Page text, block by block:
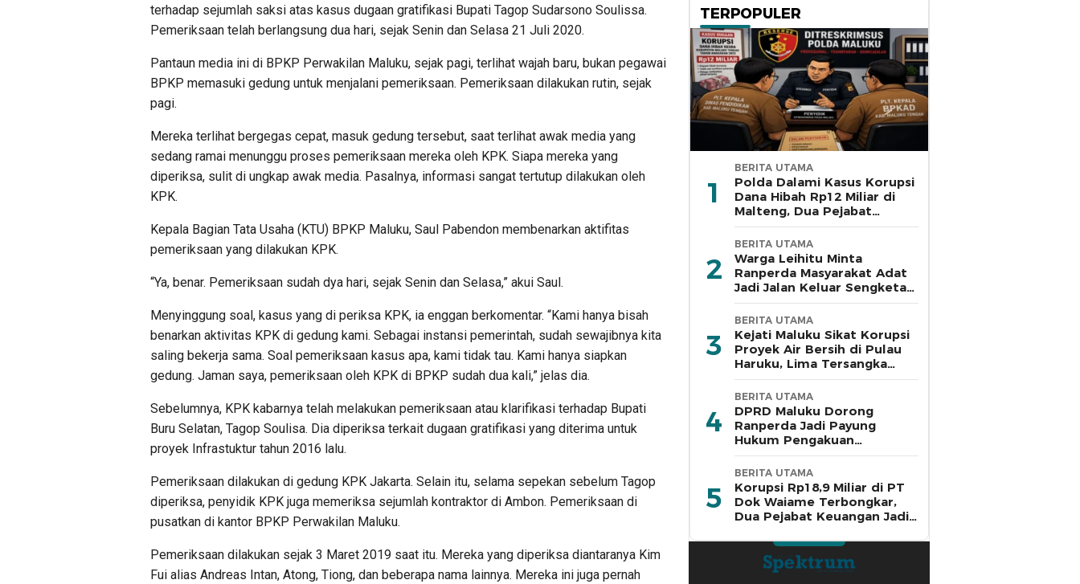
terhadap sejumlah saksi atas kasus dugaan gratifikasi Bupati Tagop Sudarsono Soulissa.
Pemeriksaan telah berlangsung dua hari, sejak Senin dan Selasa 21 Juli 2020.
Pantaun media ini di BPKP Perwakilan Maluku, sejak pagi, terlihat wajah baru, bukan pegawai
BPKP memasuki gedung untuk menjalani pemeriksaan. Pemeriksaan dilakukan rutin, sejak
pagi.
Mereka terlihat bergegas cepat, masuk gedung tersebut, saat terlihat awak media yang
sedang ramai menunggu proses pemeriksaan mereka oleh KPK. Siapa mereka yang
diperiksa, sulit di ungkap awak media. Pasalnya, informasi sangat tertutup dilakukan oleh
KPK.
Kepala Bagian Tata Usaha (KTU) BPKP Maluku, Saul Pabendon membenarkan aktifitas
pemeriksaan yang dilakukan KPK.
“Ya, benar. Pemeriksaan sudah dya hari, sejak Senin dan Selasa,” akui Saul.
Menyinggung soal, kasus yang di periksa KPK, ia enggan berkomentar. “Kami hanya bisah
benarkan aktivitas KPK di gedung kami. Sebagai instansi pemerintah, sudah sewajibnya kita
saling bekerja sama. Soal pemeriksaan kasus apa, kami tidak tau. Kami hanya siapkan
gedung. Jaman saya, pemeriksaan oleh KPK di BPKP sudah dua kali,” jelas dia.
Sebelumnya, KPK kabarnya telah melakukan pemeriksaan atau klarifikasi terhadap Bupati
Buru Selatan, Tagop Soulisa. Dia diperiksa terkait dugaan gratifikasi yang diterima untuk
proyek Infrastuktur tahun 2016 lalu.
Pemeriksaan dilakukan di gedung KPK Jakarta. Selain itu, selama sepekan sebelum Tagop
diperiksa, penyidik KPK juga memeriksa sejumlah kontraktor di Ambon. Pemeriksaan di
pusatkan di kantor BPKP Perwakilan Maluku.
Pemeriksaan dilakukan sejak 3 Maret 2019 saat itu. Mereka yang diperiksa diantaranya Kim
Fui alias Andreas Intan, Atong, Tiong, dan beberapa nama lainnya. Mereka ini juga pernah
TERPOPULER
1
BERITA UTAMA
Polda Dalami Kasus Korupsi
Dana Hibah Rp12 Miliar di
Malteng, Dua Pejabat
Pemkab Diperiksa
2
BERITA UTAMA
Warga Leihitu Minta
Ranperda Masyarakat Adat
Jadi Jalan Keluar Sengketa
Enam Dusun Tanjung Sial
3
BERITA UTAMA
Kejati Maluku Sikat Korupsi
Proyek Air Bersih di Pulau
Haruku, Lima Tersangka
Ditahan
4
BERITA UTAMA
DPRD Maluku Dorong
Ranperda Jadi Payung
Hukum Pengakuan
Masyarakat Adat
5
BERITA UTAMA
Korupsi Rp18,9 Miliar di PT
Dok Waiame Terbongkar,
Dua Pejabat Keuangan Jadi